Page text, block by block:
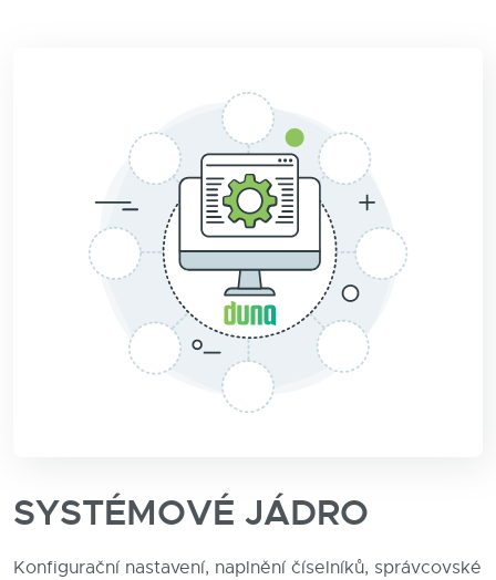
SYSTÉMOVÉ JÁDRO
Konfigurační nastavení, naplnění číselníků, správcovské